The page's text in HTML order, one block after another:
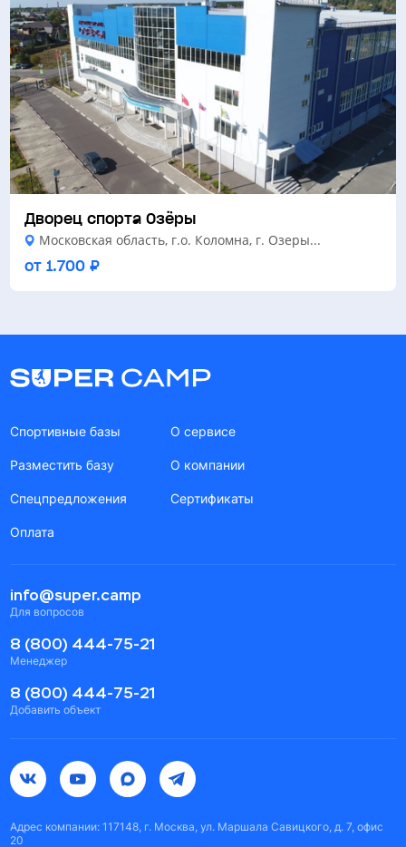
Дворец спорта Озёры
Московская область, г.о. Коломна, г. Озеры...
от 1.700 ₽
Спортивные базы
Разместить базу
Спецпредложения
Оплата
О сервисе
О компании
Сертификаты
info@super.camp
Для вопросов
8 (800) 444-75-21
Менеджер
8 (800) 444-75-21
Добавить объект
Адрес компании: 117148, г. Москва, ул. Маршала Савицкого, д. 7, офис
20